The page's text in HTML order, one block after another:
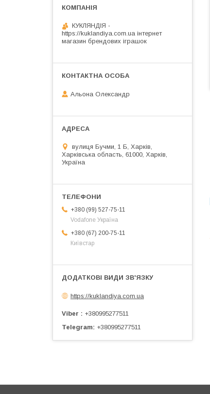
КУКЛЯНДІЯ -
https://kuklandiya.com.ua інтернет
магазин брендових іграшок
Альона Олександр
вулиця Бучми, 1 Б, Харків,
Харківська область, 61000, Харків,
Україна
+380 (99) 527-75-11
Vodafone Україна
+380 (67) 200-75-11
Київстар
https://kuklandiya.com.ua
Viber
+380995277511
Telegram
+380995277511